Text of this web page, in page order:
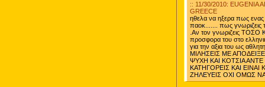
:: 11/30/2010: EUGENIA
GREECE
ηθελα να ηξερα πως
παοκ....... πως γνωριζεις
.Αν τον γνωριζεις ΤΟΣΟ
προσφορα του στο
για την αξια του ως
ΜΙΛΗΣΕΙΣ ΜΕ
ΨΥΧΗ ΚΑΙ ΚΟΤΣΙΑ
ΚΑΤΗΓΟΡΕΙΣ ΚΑΙ ΕΙΝΑΙ
ΖΗΛΕΥΕΙΣ ΟΧΙ ΟΜΩΣ